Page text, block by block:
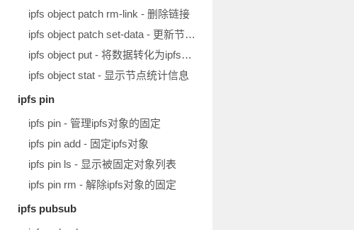
ipfs object patch rm-link - 删除链接
ipfs object patch set-data - 更新节点数据
ipfs object put - 将数据转化为ipfs对象
ipfs object stat - 显示节点统计信息
ipfs pin
ipfs pin - 管理ipfs对象的固定
ipfs pin add - 固定ipfs对象
ipfs pin ls - 显示被固定对象列表
ipfs pin rm - 解除ipfs对象的固定
ipfs pubsub